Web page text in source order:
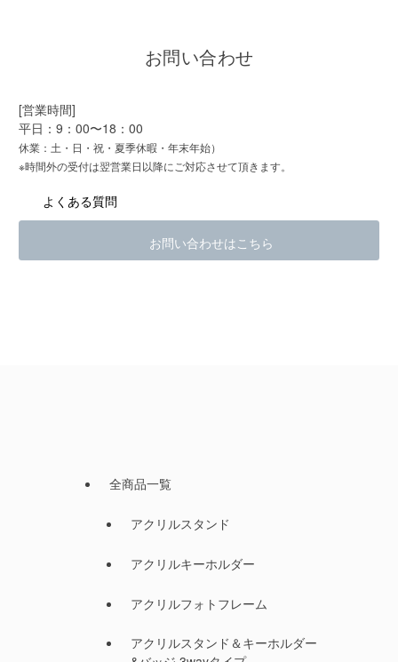
お問い合わせ
[営業時間]
平日：9：00〜18：00
休業：土・日・祝・夏季休暇・年末年始）
※時間外の受付は翌営業日以降にご対応させて頂きます。
よくある質問
お問い合わせはこちら
全商品一覧
アクリルスタンド
アクリルキーホルダー
アクリルフォトフレーム
アクリルスタンド＆キーホルダー